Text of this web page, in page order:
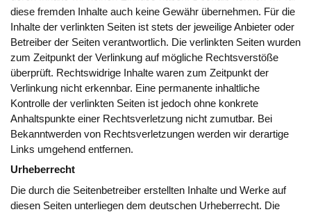
diese fremden Inhalte auch keine Gewähr übernehmen. Für die
Inhalte der verlinkten Seiten ist stets der jeweilige Anbieter oder
Betreiber der Seiten verantwortlich. Die verlinkten Seiten wurden
zum Zeitpunkt der Verlinkung auf mögliche Rechtsverstöße
überprüft. Rechtswidrige Inhalte waren zum Zeitpunkt der
Verlinkung nicht erkennbar. Eine permanente inhaltliche
Kontrolle der verlinkten Seiten ist jedoch ohne konkrete
Anhaltspunkte einer Rechtsverletzung nicht zumutbar. Bei
Bekanntwerden von Rechtsverletzungen werden wir derartige
Links umgehend entfernen.
Urheberrecht
Die durch die Seitenbetreiber erstellten Inhalte und Werke auf
diesen Seiten unterliegen dem deutschen Urheberrecht. Die